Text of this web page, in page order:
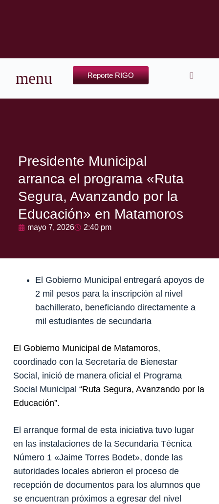
Reporte RIGO
Presidente Municipal
arranca el programa «Ruta
Segura, Avanzando por la
Educación» en Matamoros
mayo 7, 2026 2:40 pm
El Gobierno Municipal entregará apoyos de
2 mil pesos para la inscripción al nivel
bachillerato, beneficiando directamente a
mil estudiantes de secundaria
El Gobierno Municipal de Matamoros,
coordinado con la Secretaría de Bienestar
Social, inició de manera oficial el Programa
Social Municipal “Ruta Segura, Avanzando por la
Educación”.
El arranque formal de esta iniciativa tuvo lugar
en las instalaciones de la Secundaria Técnica
Número 1 «Jaime Torres Bodet», donde las
autoridades locales abrieron el proceso de
recepción de documentos para los alumnos que
se encuentran próximos a egresar del nivel